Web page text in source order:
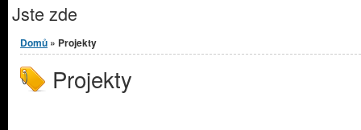
Jste zde
Domů » Projekty
Projekty